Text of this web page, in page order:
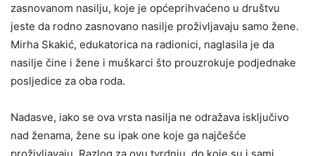
zasnovanom nasilju, koje je općeprihvaćeno u društvu
jeste da rodno zasnovano nasilje proživljavaju samo žene.
Mirha Skakić, edukatorica na radionici, naglasila je da
nasilje čine i žene i muškarci što prouzrokuje podjednake
posljedice za oba roda.
Nadasve, iako se ova vrsta nasilja ne odražava isključivo
nad ženama, žene su ipak one koje ga najčešće